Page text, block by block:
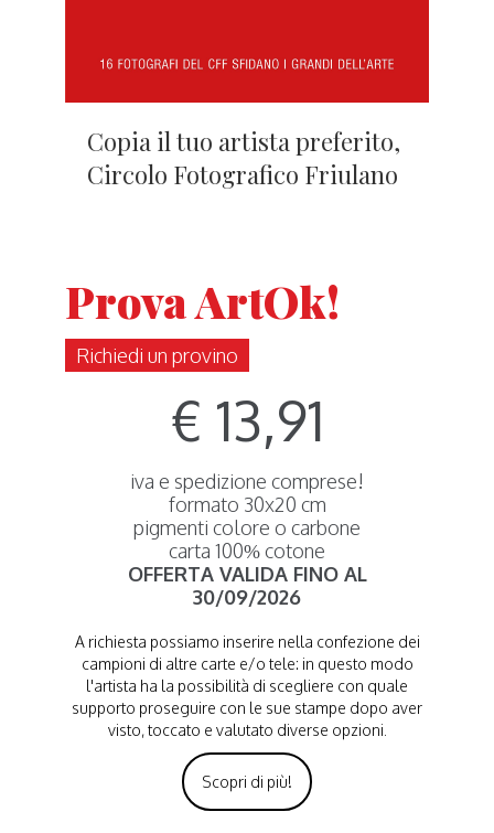
Copia il tuo artista preferito,
Circolo Fotografico Friulano
Prova ArtOk!
Richiedi un provino
€ 13,91
iva e spedizione comprese!
formato 30x20 cm
pigmenti colore o carbone
carta 100% cotone
OFFERTA VALIDA FINO AL
30/09/2026
A richiesta possiamo inserire nella confezione dei
campioni di altre carte e/o tele: in questo modo
l'artista ha la possibilità di scegliere con quale
supporto proseguire con le sue stampe dopo aver
visto, toccato e valutato diverse opzioni.
Scopri di più!